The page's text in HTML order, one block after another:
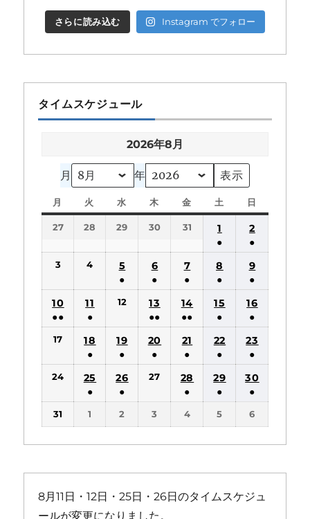
さらに読み込む Instagram でフォロー
タイムスケジュール
2026年8月
月 年
月
曜
日
火
曜
日
水
曜
日
木
曜
日
金
曜
土
曜
日
曜
27 28 29 30 31
1
●
(1
件
の
イ
ベ
ン
ト)
2
●
(1
件
の
イ
ベ
ン
ト)
3 4
5
●
(1
の
イ
ベ
ン
ト)
6
●
(1
件
の
イ
ベ
ン
7
●
(1
件
の
イ
ベ
ン
ト)
8
●
(1
件
の
イ
ベ
ン
ト)
9
●
(1
件
の
イ
ベ
ン
ト)
10
●●
(2
の
イ
ン
ト)
11
●
(1
件
の
イ
ベ
ン
ト)
12
13
●●
(2
件
の
イ
ン
ト)
14
●●
(2
件
の
イ
ベ
ン
ト)
15
●
(1
件
の
イ
ベ
ン
ト)
16
●
(1
件
の
イ
ベ
ン
ト)
17
18
●
(1
件
イ
ン
19
●
(1
件
イ
ン
20
●
(1
イ
ン
21
●
(1
件
イ
ン
22
●
(1
件
イ
ン
23
●
(1
件
イ
ン
24
25
●
ト)
26
●
ト)
27
28
●
ト)
29
●
ト)
30
●
ト)
31 1 2 3 4 5 6
8月11日・12日・25日・26日のタイムスケジュ
ールが変更になりました。